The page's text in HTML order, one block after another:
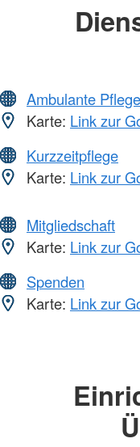
Ambulante Pflege
Karte: Link zur
Kurzzeitpflege
Karte: Link zur
Mitgliedschaft
Karte: Link zur
Spenden
Karte: Link zur